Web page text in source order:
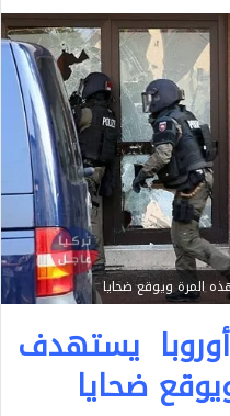
المرة ويوقع ضحايا
يستهدف
ضحايا